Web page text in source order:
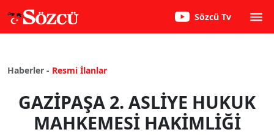
Sözcü Tv
Haberler - Resmi İlanlar
GAZİPAŞA 2. ASLİYE HUKUK
MAHKEMESİ HAKİMLİĞİ